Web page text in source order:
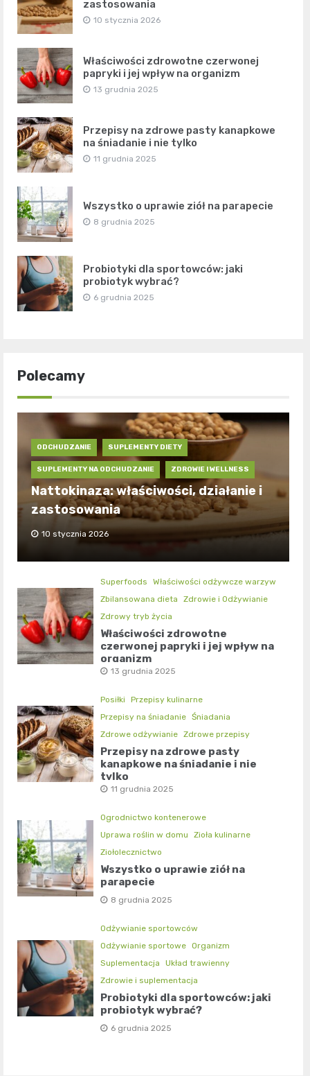
zastosowania
10 stycznia 2026
Właściwości zdrowotne czerwonej
papryki i jej wpływ na organizm
13 grudnia 2025
Przepisy na zdrowe pasty kanapkowe
na śniadanie i nie tylko
11 grudnia 2025
Wszystko o uprawie ziół na parapecie
8 grudnia 2025
Probiotyki dla sportowców: jaki
probiotyk wybrać?
6 grudnia 2025
Polecamy
ODCHUDZANIE SUPLEMENTY DIETY
SUPLEMENTY NA ODCHUDZANIE ZDROWIE I WELLNESS
Nattokinaza: właściwości, działanie i
zastosowania
10 stycznia 2026
Superfoods
Właściwości odżywcze warzyw
Zbilansowana dieta
Zdrowie i Odżywianie
Zdrowy tryb życia
Właściwości zdrowotne
czerwonej papryki i jej wpływ na
organizm
13 grudnia 2025
Posiłki
Przepisy kulinarne
Przepisy na śniadanie Śniadania
Zdrowe odżywianie Zdrowe przepisy
Przepisy na zdrowe pasty
kanapkowe na śniadanie i nie
tylko
11 grudnia 2025
Ogrodnictwo kontenerowe
Uprawa roślin w domu
Zioła kulinarne
Ziołolecznictwo
Wszystko o uprawie ziół na
parapecie
8 grudnia 2025
Odżywianie sportowców
Odżywianie sportowe Organizm
Suplementacja
Układ trawienny
Zdrowie i suplementacja
Probiotyki dla sportowców: jaki
probiotyk wybrać?
6 grudnia 2025